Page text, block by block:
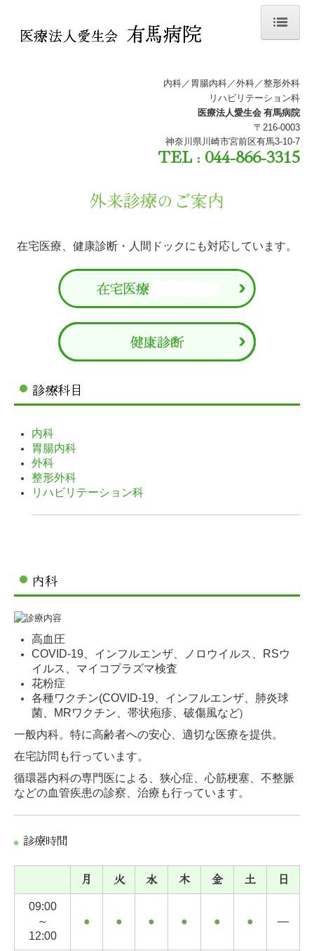
内科／胃腸内科／外科／整形外科
リハビリテーション科
医療法人愛生会 有馬病院
〒 216-0003
神奈川県川崎市宮前区有馬3-10-7
TEL : 044-866-3315
外来診療のご案内
在宅医療、健康診断・人間ドックにも対応しています。
診療科目
内科
胃腸内科
外科
整形外科
リハビリテーション科
内科
高血圧
COVID-19、インフルエンザ、ノロウイルス、RSウ
イルス、マイコプラズマ検査
花粉症
各種ワクチン(COVID-19、インフルエンザ、肺炎球
菌、MRワクチン、帯状疱疹、破傷風など)
一般内科。特に高齢者への安心、適切な医療を提供。
在宅訪問も行っています。
循環器内科の専門医による、狭心症、心筋梗塞、不整脈
などの血管疾患の診察、治療も行っています。
診療時間
月 火 水 木 金 土 日
09:00
～
12:00
● ● ● ● ● ● ―